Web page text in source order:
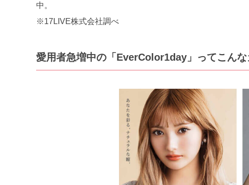
中。
※17LIVE株式会社調べ
愛用者急増中の「EverColor1day」ってこん